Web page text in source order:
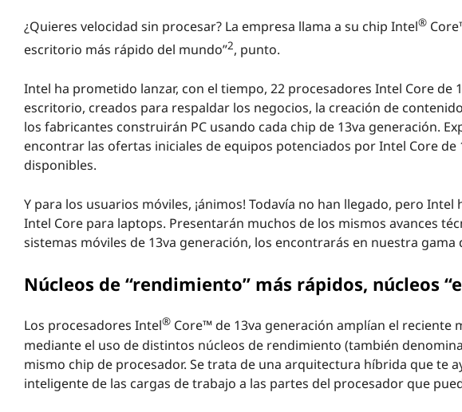
¿Quieres velocidad sin procesar? La empresa llama a su chip Intel®
escritorio más rápido del mundo”2, punto.
Intel ha prometido lanzar, con el tiempo, 22 procesadores Intel Core
escritorio, creados para respaldar los negocios, la creación de
los fabricantes construirán PC usando cada chip de 13va generación.
encontrar las ofertas iniciales de equipos potenciados por Intel Core
disponibles.
Y para los usuarios móviles, ¡ánimos! Todavía no han llegado, pero
Intel Core para laptops. Presentarán muchos de los mismos avances
sistemas móviles de 13va generación, los encontrarás en nuestra gama
Núcleos de “rendimiento” más rápidos, núcleos
Los procesadores Intel® Core™ de 13va generación amplían el
mediante el uso de distintos núcleos de rendimiento (también
mismo chip de procesador. Se trata de una arquitectura híbrida que te
inteligente de las cargas de trabajo a las partes del procesador que